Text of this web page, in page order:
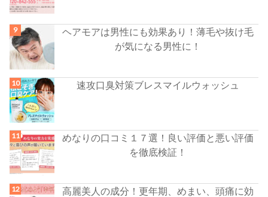
ヘアモアは男性にも効果あり！薄毛や抜け毛
が気になる男性に！
速攻口臭対策ブレスマイルウォッシュ
めなりの口コミ１７選！良い評価と悪い評価
を徹底検証！
高麗美人の成分！更年期、めまい、頭痛に効